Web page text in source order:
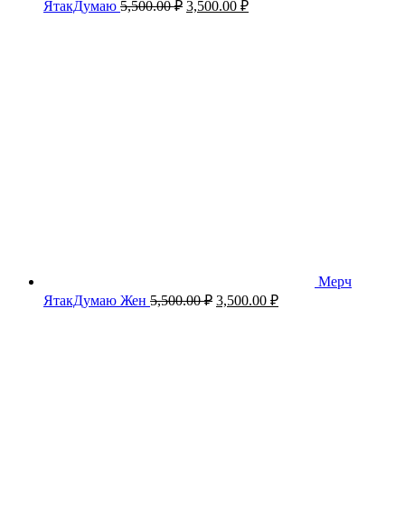
ЯтакДумаю 5,500.00₽ 3,500.00 ₽
Мерч
ЯтакДумаю Жен 5,500.00₽ Первоначальная
3,500.00 ₽Текущая